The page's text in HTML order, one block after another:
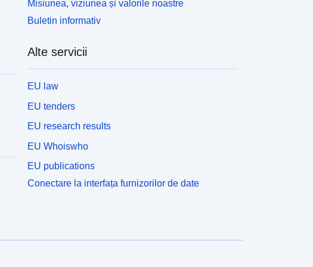
Misiunea, viziunea și valorile noastre
Buletin informativ
Alte servicii
EU law
EU tenders
EU research results
EU Whoiswho
EU publications
Conectare la interfața furnizorilor de date